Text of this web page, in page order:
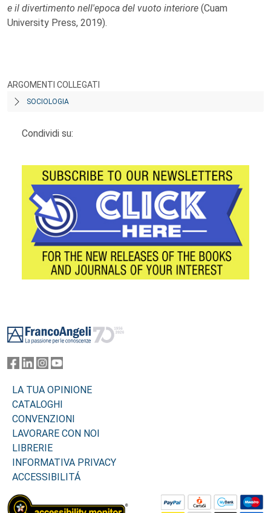
e il divertimento nell'epoca del vuoto interiore (Cuam
University Press, 2019).
ARGOMENTI COLLEGATI
SOCIOLOGIA
Condividi su:
LA TUA OPINIONE
CATALOGHI
CONVENZIONI
LAVORARE CON NOI
LIBRERIE
INFORMATIVA PRIVACY
ACCESSIBILITÁ